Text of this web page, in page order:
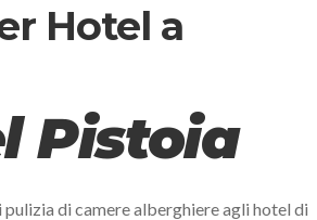
Hotel a
Pistoia
di camere alberghiere agli hotel di